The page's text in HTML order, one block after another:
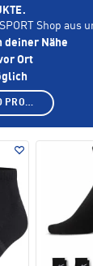
Shop aus
deiner Nähe
Ort
SHOP AUSWÄHLEN UND PRODUKTE ANZEIGEN